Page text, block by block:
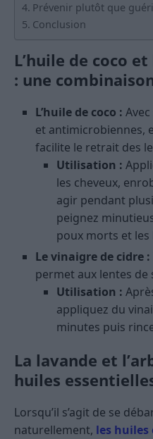
Prévenir plutôt que
Conclusion
L’huile de coco
: une
L’huile de coco :
et antimicrobiennes,
facilite le retrait des
Utilisation :
les cheveux,
agir pendant
peignez
poux morts et les
Le vinaigre de cidre :
permet aux lentes de
Utilisation :
appliquez du
minutes puis
La lavande et
huiles
Lorsqu’il s’agit de se
naturellement, les huiles